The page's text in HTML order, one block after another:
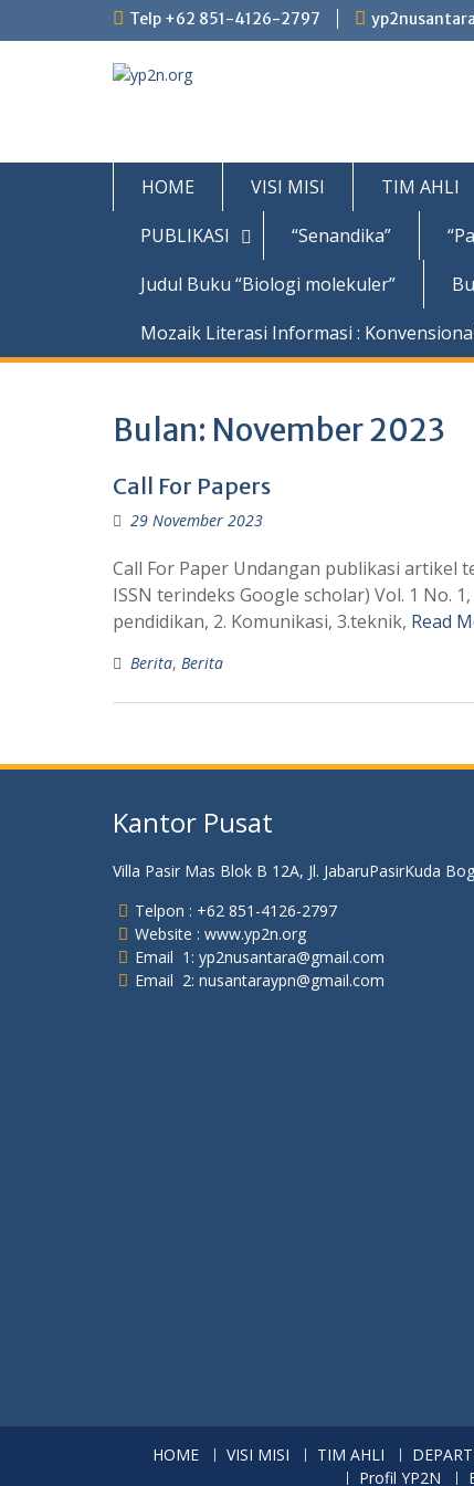
Telp +62 851-4126-2797
HOME VISI MISI TIM AHLI
PUBLIKASI
“Senandika”
Judul Buku “Biologi molekuler”
Mozaik Literasi Informasi :
Bulan: November 2023
Call For Papers
29 November 2023
Call For Paper Undangan publikasi artikel
ISSN terindeks Google scholar) Vol. 1 No.
pendidikan, 2. Komunikasi, 3.teknik, Read
Berita, Berita
Kantor Pusat
Villa Pasir Mas Blok B 12A, Jl. JabaruPasirKuda
Telpon : +62 851-4126-2797
Website : www.yp2n.org
Email 1: yp2nusantara@gmail.com
Email 2: nusantaraypn@gmail.com
HOME VISI MISI TIM AHLI
Profil YP2N